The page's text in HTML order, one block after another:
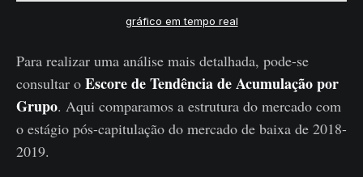
gráfico em tempo real
Para realizar uma análise mais detalhada, pode-se
consultar o Escore de Tendência de Acumulação por
Grupo. Aqui comparamos a estrutura do mercado com
o estágio pós-capitulação do mercado de baixa de 2018-
2019.